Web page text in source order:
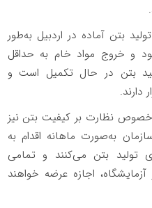
بتن آماده در اردبیل به‌طور
و خروج مواد خام به حداقل
بتن در حال تکمیل است و
دارند.
نظارت بر کیفیت بتن نیز
به‌صورت ماهانه اقدام به
تولید بتن می‌کنند و تمامی
اجازه عرضه خواهند